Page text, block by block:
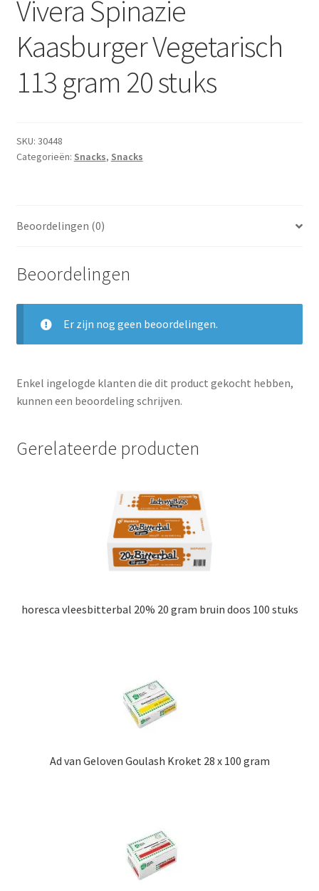
Dranken
Droge Kruidenierswaren
Non-food
Maaltijden Diepvries
Vivera Spinazie
Kaasburger Vegetarisch
113 gram 20 stuks
SKU: 30448
Categorieën: Snacks, Snacks
Beoordelingen (0)
Beoordelingen
Er zijn nog geen beoordelingen.
Enkel ingelogde klanten die dit product gekocht hebben,
kunnen een beoordeling schrijven.
Gerelateerde producten
horesca vleesbitterbal 20% 20 gram bruin doos 100 stuks
Ad van Geloven Goulash Kroket 28 x 100 gram